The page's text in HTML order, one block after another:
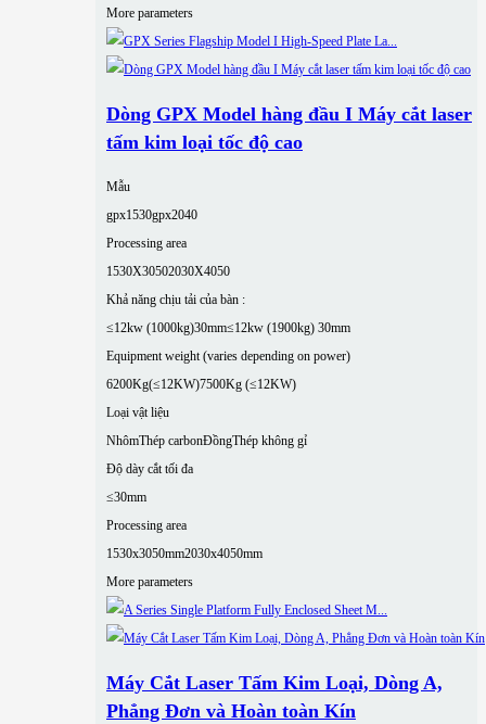
More parameters
Dòng GPX Model hàng đầu I Máy cắt laser
tấm kim loại tốc độ cao
Mẫu
gpx1530gpx2040
Processing area
1530X30502030X4050
Khả năng chịu tải của bàn :
≤12kw (1000kg)30mm≤12kw (1900kg) 30mm
Equipment weight (varies depending on power)
6200Kg(≤12KW)7500Kg (≤12KW)
Loại vật liệu
NhômThép carbonĐồngThép không gỉ
Độ dày cắt tối đa
≤30mm
Processing area
1530x3050mm2030x4050mm
More parameters
Máy Cắt Laser Tấm Kim Loại, Dòng A,
Phẳng Đơn và Hoàn toàn Kín